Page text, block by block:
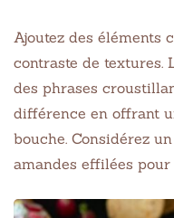
Ajoutez des éléments
contraste de textures.
des phrases
différence en offrant
bouche. Considérez
amandes effilées